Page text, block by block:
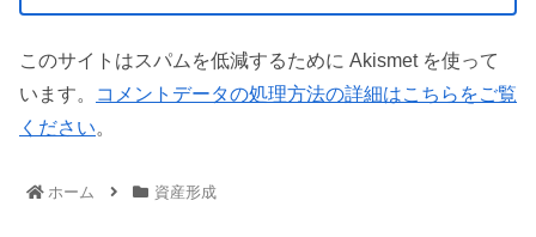
このサイトはスパムを低減するために Akismet を使って
います。
コメントデータの処理方法の詳細はこちらをご覧
ください。
ホーム 資産形成